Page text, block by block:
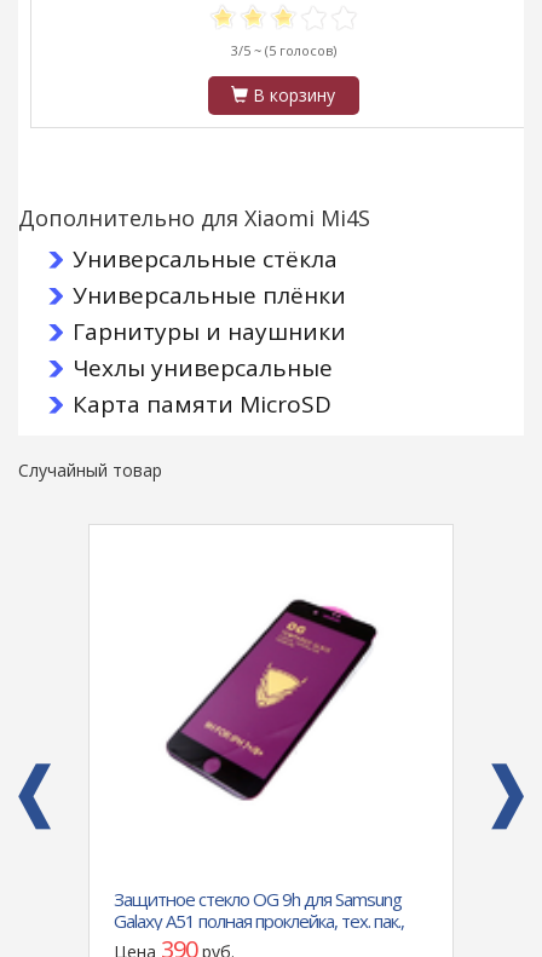
3/5 ~ (5 голосов)
В корзину
Дополнительно для Xiaomi Mi4S
Универсальные стёкла
Универсальные плёнки
Гарнитуры и наушники
Чехлы универсальные
Карта памяти MicroSD
Случайный товар
Защитное стекло OG 9h для Samsung
Galaxy A51 полная проклейка, тех. пак.,
25шт в пачке черное
Цена 390руб.